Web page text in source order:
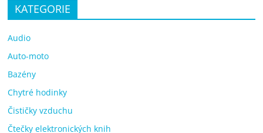
KATEGORIE
Audio
Auto-moto
Bazény
Chytré hodinky
Čističky vzduchu
Čtečky elektronických knih